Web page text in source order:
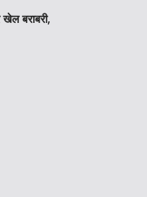
बराबरी,